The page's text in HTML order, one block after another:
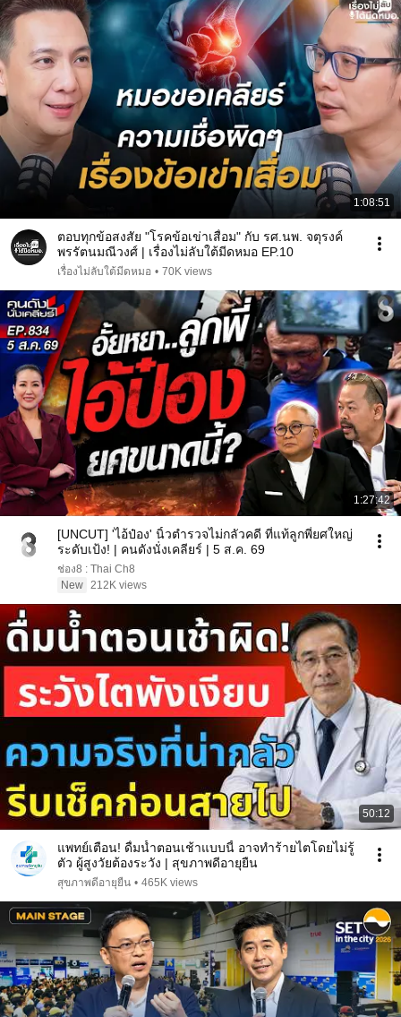
1:08:51
ตอบทุกข้อสงสัย "โรคข้อเข่าเสื่อม" กับ รศ.นพ. จตุรงค์
พรรัตนมณีวงศ์ | เรื่องไม่ลับใต้มีดหมอ EP.10
เรื่องไม่ลับใต้มีดหมอ • 70K views
1:27:42
[UNCUT] 'ไอ้ป๋อง' นิ้วตำรวจไม่กลัวคดี ที่แท้ลูกพี่ยศใหญ่
ระดับเป้ง! | คนดังนั่งเคลียร์ | 5 ส.ค. 69
ช่อง8 : Thai Ch8
New 212K views
50:12
แพทย์เตือน! ดื่มน้ำตอนเช้าแบบนี้ อาจทำร้ายไตโดยไม่รู้
ตัว ผู้สูงวัยต้องระวัง | สุขภาพดีอายุยืน
สุขภาพดีอายุยืน • 465K views